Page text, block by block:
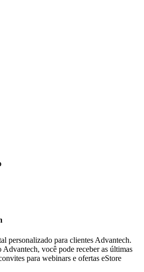
personalizado para clientes Advantech.
Advantech, você pode receber as últimas
para webinars e ofertas eStore